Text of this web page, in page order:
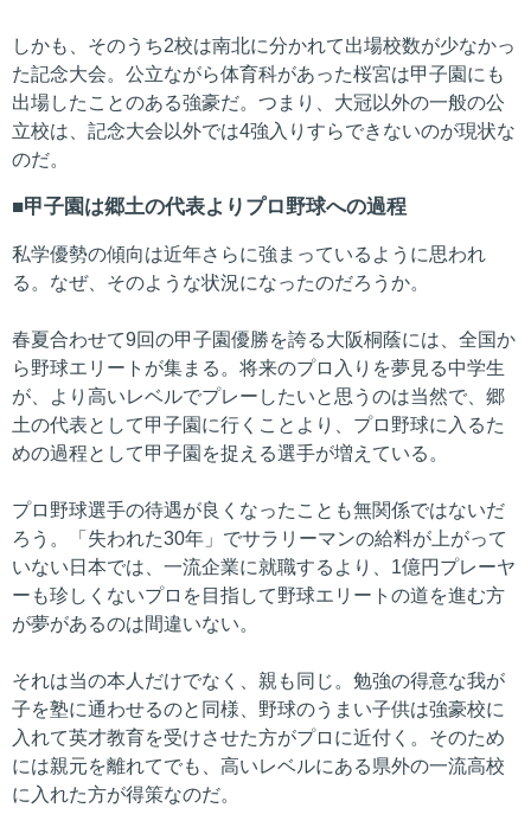
しかも、そのうち2校は南北に分かれて出場校数が少なかっ
た記念大会。公立ながら体育科があった桜宮は甲子園にも
出場したことのある強豪だ。つまり、大冠以外の一般の公
立校は、記念大会以外では4強入りすらできないのが現状な
のだ。
甲子園は郷土の代表よりプロ野球への過程
私学優勢の傾向は近年さらに強まっているように思われ
る。なぜ、そのような状況になったのだろうか。
春夏合わせて9回の甲子園優勝を誇る大阪桐蔭には、全国か
ら野球エリートが集まる。将来のプロ入りを夢見る中学生
が、より高いレベルでプレーしたいと思うのは当然で、郷
土の代表として甲子園に行くことより、プロ野球に入るた
めの過程として甲子園を捉える選手が増えている。
プロ野球選手の待遇が良くなったことも無関係ではないだ
ろう。「失われた30年」でサラリーマンの給料が上がって
いない日本では、一流企業に就職するより、1億円プレーヤ
ーも珍しくないプロを目指して野球エリートの道を進む方
が夢があるのは間違いない。
それは当の本人だけでなく、親も同じ。勉強の得意な我が
子を塾に通わせるのと同様、野球のうまい子供は強豪校に
入れて英才教育を受けさせた方がプロに近付く。そのため
には親元を離れてでも、高いレベルにある県外の一流高校
に入れた方が得策なのだ。